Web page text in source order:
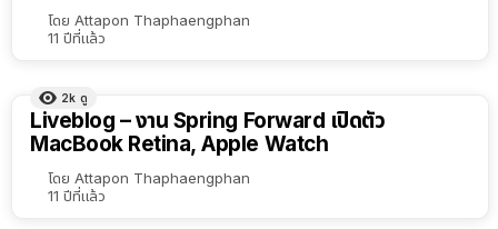
โดย Attapon Thaphaengphan
11 ปีที่แล้ว
2k ดู
Liveblog – งาน Spring Forward เปิดตัว
MacBook Retina, Apple Watch
โดย Attapon Thaphaengphan
11 ปีที่แล้ว